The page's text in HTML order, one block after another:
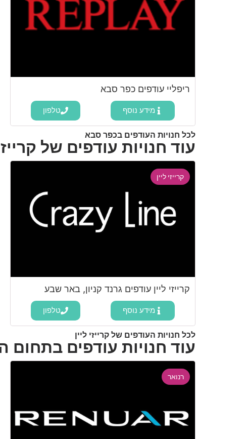
ריפליי עודפים כפר סבא
מידע נוסף טלפון
לכל חנויות העודפים בכפר סבא
עוד חנויות עודפים של
קרייזי ליין
קרייזי ליין עודפים גרנד קניון, באר שבע
מידע נוסף טלפון
לכל חנויות העודפים של קרייזי ליין
עוד חנויות עודפים בתחום
רנואר